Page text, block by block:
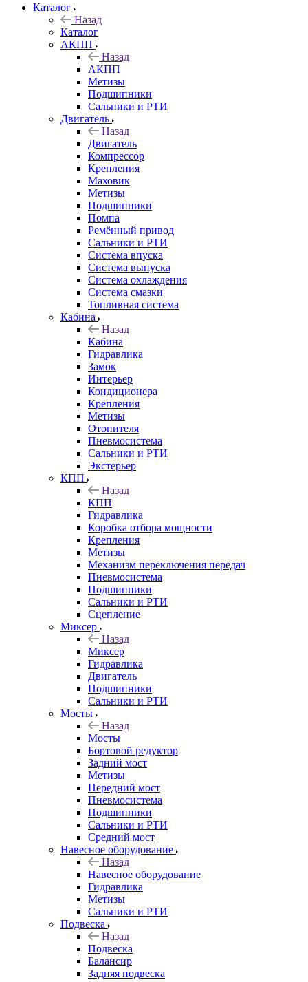
Каталог
Назад
Каталог
АКПП
Назад
АКПП
Метизы
Подшипники
Сальники и РТИ
Двигатель
Назад
Двигатель
Компрессор
Крепления
Маховик
Метизы
Подшипники
Помпа
Ремённый привод
Сальники и РТИ
Система впуска
Система выпуска
Система охлаждения
Система смазки
Топливная система
Кабина
Назад
Кабина
Гидравлика
Замок
Интерьер
Кондиционера
Крепления
Метизы
Отопителя
Пневмосистема
Сальники и РТИ
Экстерьер
КПП
Назад
КПП
Гидравлика
Коробка отбора мощности
Крепления
Метизы
Механизм переключения передач
Пневмосистема
Подшипники
Сальники и РТИ
Сцепление
Миксер
Назад
Миксер
Гидравлика
Двигатель
Подшипники
Сальники и РТИ
Мосты
Назад
Мосты
Бортовой редуктор
Задний мост
Метизы
Передний мост
Пневмосистема
Подшипники
Сальники и РТИ
Средний мост
Навесное оборудование
Назад
Навесное оборудование
Гидравлика
Метизы
Сальники и РТИ
Подвеска
Назад
Подвеска
Балансир
Задняя подвеска